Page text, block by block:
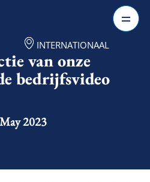
INTERNATIONAAL
van onze
bedrijfsvideo
2023